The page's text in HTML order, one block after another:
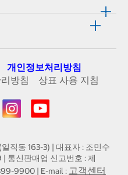
개인정보처리방침
방침
상표 사용 지침
직동 163-3) | 대표자 : 조민수
| 통신판매업 신고번호 : 제
9900 | E-mail : 고객센터